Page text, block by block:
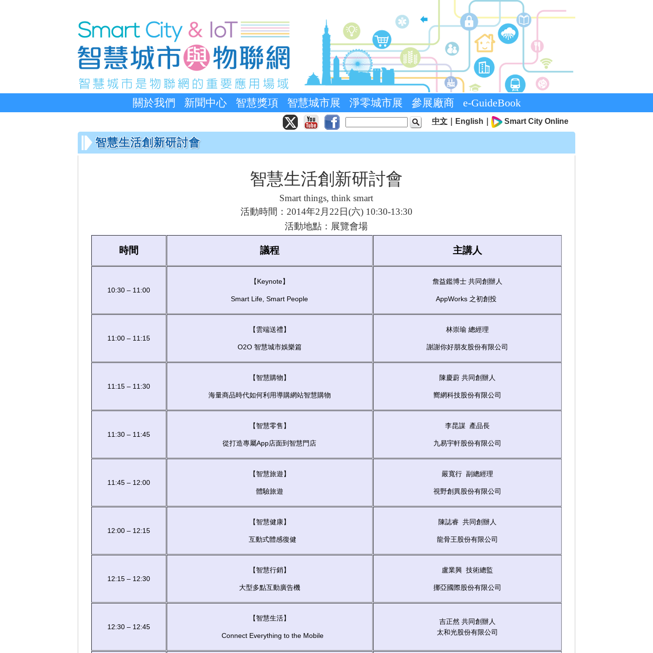
關於我們 新聞中心 智慧獎項 智慧城市展 淨零城市展 參展廠商 e-GuideBook
中文｜ English Smart City Online
智慧生活創新研討會
智慧生活創新研討會
Smart things, think smart
活動時間：2014年2月22日(六) 10:30-13:30
活動地點：展覽會場
時間 議程 主講人
10:30 – 11:00
【Keynote】
Smart Life, Smart People
詹益鑑博士 共同創辦人
AppWorks 之初創投
11:00 – 11:15
【雲端送禮】
O2O 智慧城市娛樂篇
林崇瑜 總經理
謝謝你好朋友股份有限公司
11:15 – 11:30
【智慧購物】
海量商品時代如何利用導購網站智慧購物
陳慶蔚 共同創辦人
嚮網科技股份有限公司
11:30 – 11:45
【智慧零售】
從打造專屬App店面到智慧門店
李昆謀 產品長
九易宇軒股份有限公司
11:45 – 12:00
【智慧旅遊】
體驗旅遊
嚴寬行 副總經理
視野創異股份有限公司
12:00 – 12:15
【智慧健康】
互動式體感復健
陳誌睿 共同創辦人
龍骨王股份有限公司
12:15 – 12:30
【智慧行銷】
大型多點互動廣告機
盧業興 技術總監
挪亞國際股份有限公司
12:30 – 12:45
【智慧生活】
Connect Everything to the Mobile
吉正然 共同創辦人
太和光股份有限公司